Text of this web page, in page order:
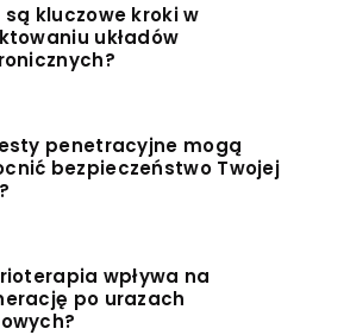
są kluczowe kroki w
układów
penetracyjne mogą
bezpieczeństwo Twojej
wpływa na
po urazach